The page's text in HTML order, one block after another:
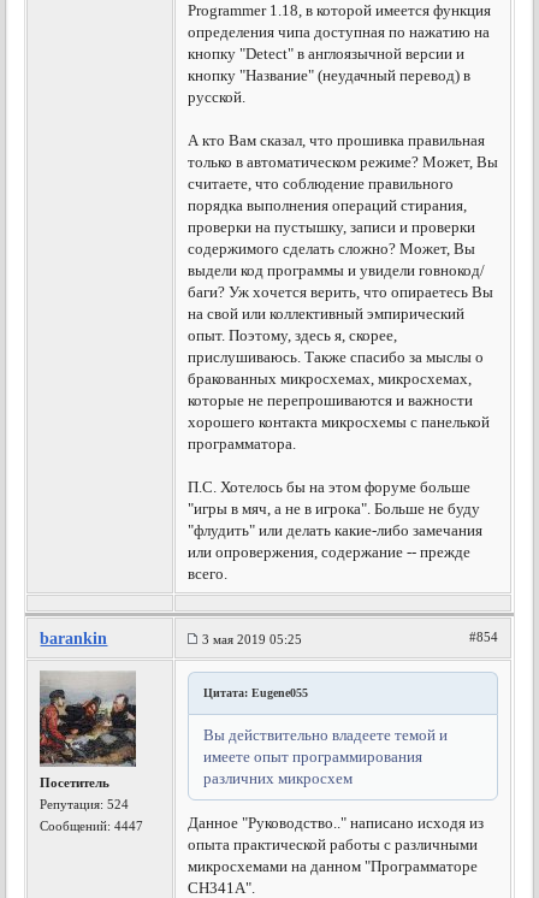
Programmer 1.18, в которой имеется функция
определения чипа доступная по нажатию на
кнопку "Detect" в англоязычной версии и
кнопку "Название" (неудачный перевод) в
русской.
А кто Вам сказал, что прошивка правильная
только в автоматическом режиме? Может, Вы
считаете, что соблюдение правильного
порядка выполнения операций стирания,
проверки на пустышку, записи и проверки
содержимого сделать сложно? Может, Вы
выдели код программы и увидели говнокод/
баги? Уж хочется верить, что опираетесь Вы
на свой или коллективный эмпирический
опыт. Поэтому, здесь я, скорее,
прислушиваюсь. Также спасибо за мыслы о
бракованных микросхемах, микросхемах,
которые не перепрошиваются и важности
хорошего контакта микросхемы с панелькой
программатора.
П.С. Хотелось бы на этом форуме больше
"игры в мяч, а не в игрока". Больше не буду
"флудить" или делать какие-либо замечания
или опровержения, содержание -- прежде
всего.
barankin 3 мая 2019 05:25 #854
Посетитель
Репутация:524
Сообщений: 4447
Цитата: Eugene055
Вы действительно владеете темой и
имеете опыт программирования
различних микросхем
Данное "Руководство.." написано исходя из
опыта практической работы с различными
микросхемами на данном "Программаторе
CH341A".